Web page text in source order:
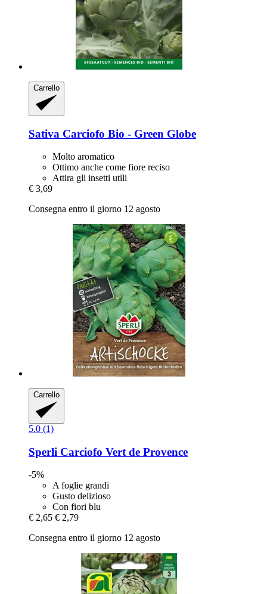
Carrello
Sativa Carciofo Bio -​ Green Globe
Molto aromatico
Ottimo anche come fiore reciso
Attira gli insetti utili
€ 3,69
Consegna entro il giorno 12 agosto
Carrello
5.0 (1)
Sperli Carciofo Vert de Provence
-5%
A foglie grandi
Gusto delizioso
Con fiori blu
€ 2,65 € 2,79
Consegna entro il giorno 12 agosto